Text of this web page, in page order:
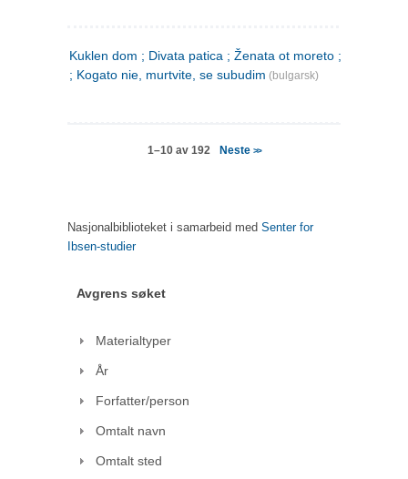
Kuklen dom ; Divata patica ; Ženata ot moreto ; Malkijat
; Kogato nie, murtvite, se subudim (bulgarsk)
1–10 av 192 Neste >>
Nasjonalbiblioteket i samarbeid med Senter for
Ibsen-studier
Avgrens søket
Materialtyper
År
Forfatter/person
Omtalt navn
Omtalt sted